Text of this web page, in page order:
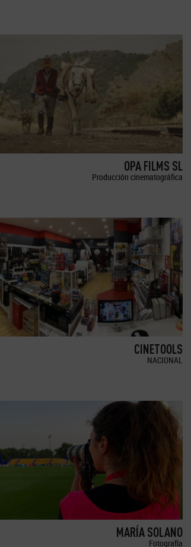
OPA FILMS SL
Producción cinematográfica
CINETOOLS
NACIONAL
MARÍA SOLANO
Fotografía